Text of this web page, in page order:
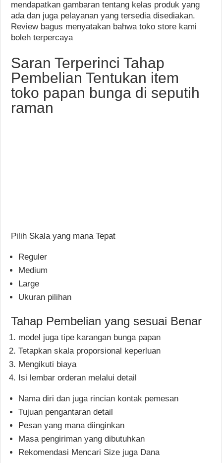
mendapatkan gambaran tentang kelas produk yang
ada dan juga pelayanan yang tersedia disediakan.
Review bagus menyatakan bahwa toko store kami
boleh terpercaya
Saran Terperinci Tahap
Pembelian Tentukan item
toko papan bunga di seputih
raman
Pilih Skala yang mana Tepat
Reguler
Medium
Large
Ukuran pilihan
Tahap Pembelian yang sesuai Benar
model juga tipe karangan bunga papan
Tetapkan skala proporsional keperluan
Mengikuti biaya
Isi lembar orderan melalui detail
Nama diri dan juga rincian kontak pemesan
Tujuan pengantaran detail
Pesan yang mana diinginkan
Masa pengiriman yang dibutuhkan
Rekomendasi Mencari Size juga Dana